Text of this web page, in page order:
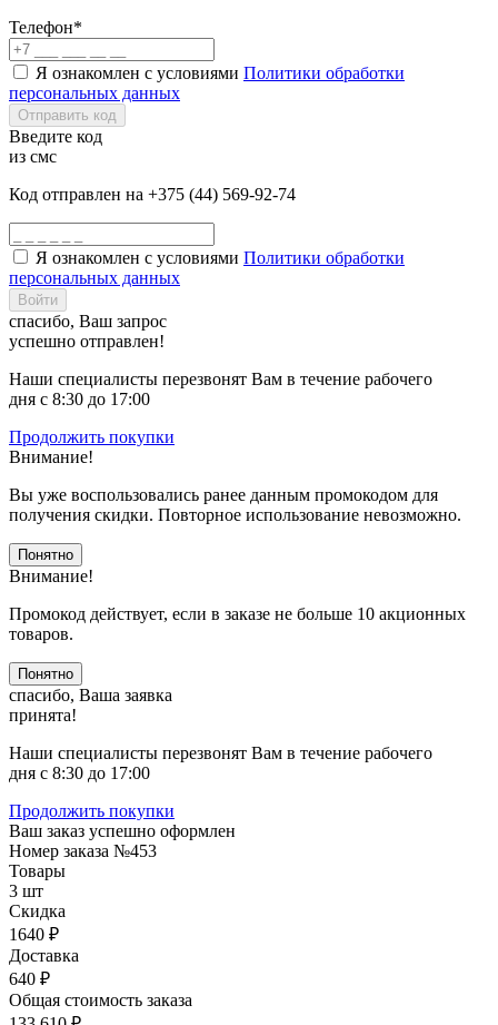
Телефон*
Я ознакомлен с условиями Политики обработки
персональных данных
Отправить код
Введите код
из смс
Код отправлен на +375 (44) 569-92-74
Я ознакомлен с условиями Политики обработки
персональных данных
Войти
спасибо, Ваш запрос
успешно отправлен!
Наши специалисты перезвонят Вам в течение рабочего
дня с 8:30 до 17:00
Продолжить покупки
Внимание!
Вы уже воспользовались ранее данным промокодом для
получения скидки. Повторное использование невозможно.
Понятно
Внимание!
Промокод действует, если в заказе не больше 10 акционных
товаров.
Понятно
спасибо, Ваша заявка
принята!
Наши специалисты перезвонят Вам в течение рабочего
дня с 8:30 до 17:00
Продолжить покупки
Ваш заказ успешно оформлен
Номер заказа №453
Товары
3 шт
Скидка
1640 ₽
Доставка
640 ₽
Общая стоимость заказа